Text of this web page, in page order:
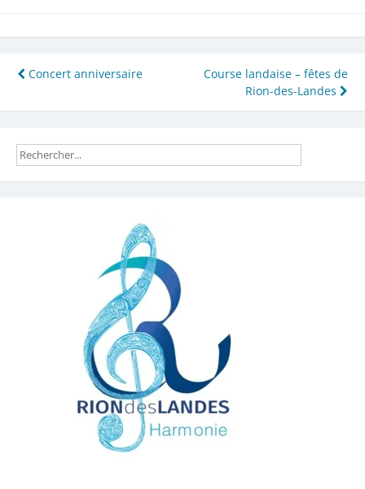
Navigation
de
Concert anniversaire
Course landaise – fêtes de
Rion-des-Landes